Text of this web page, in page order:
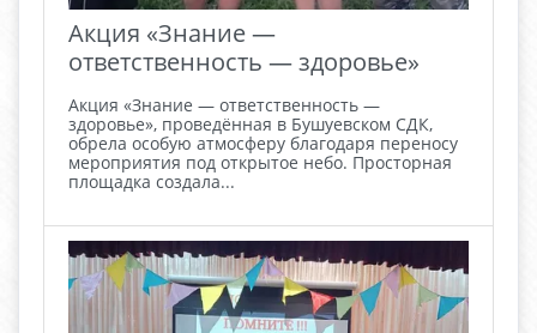
Акция «Знание —
ответственность — здоровье»
Акция «Знание — ответственность —
здоровье», проведённая в Бушуевском СДК,
обрела особую атмосферу благодаря переносу
мероприятия под открытое небо. Просторная
площадка создала...